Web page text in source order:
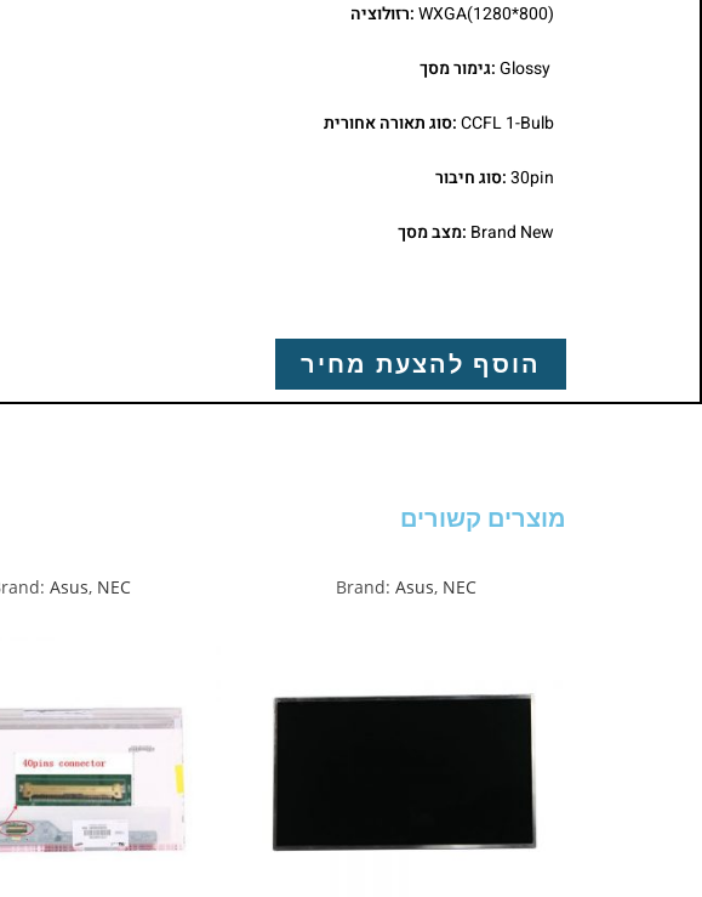
WXGA(1280*800):רזולוציה
Glossy:גימור מסך
CCFL 1-Bulb:סוג תאורה אחורית
30pin:סוג חיבור
Brand New :מצב מסך
הוסף להצעת מחיר
מוצרים קשורים
Brand: Asus, NEC
Asus, NEC